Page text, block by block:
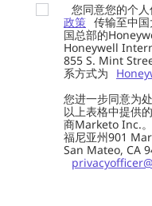
您同意您的个
政策 传输至中
国总部的
Honeywell
855 S. Mint
系方式为
您进一步同意为
以上表格中提供
商Marketo Inc.
福尼亚州901
San Mateo, CA